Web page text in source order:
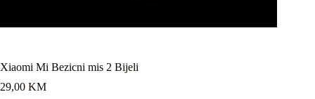
Xiaomi Mi Bezicni mis 2 Bijeli
29,00 KM